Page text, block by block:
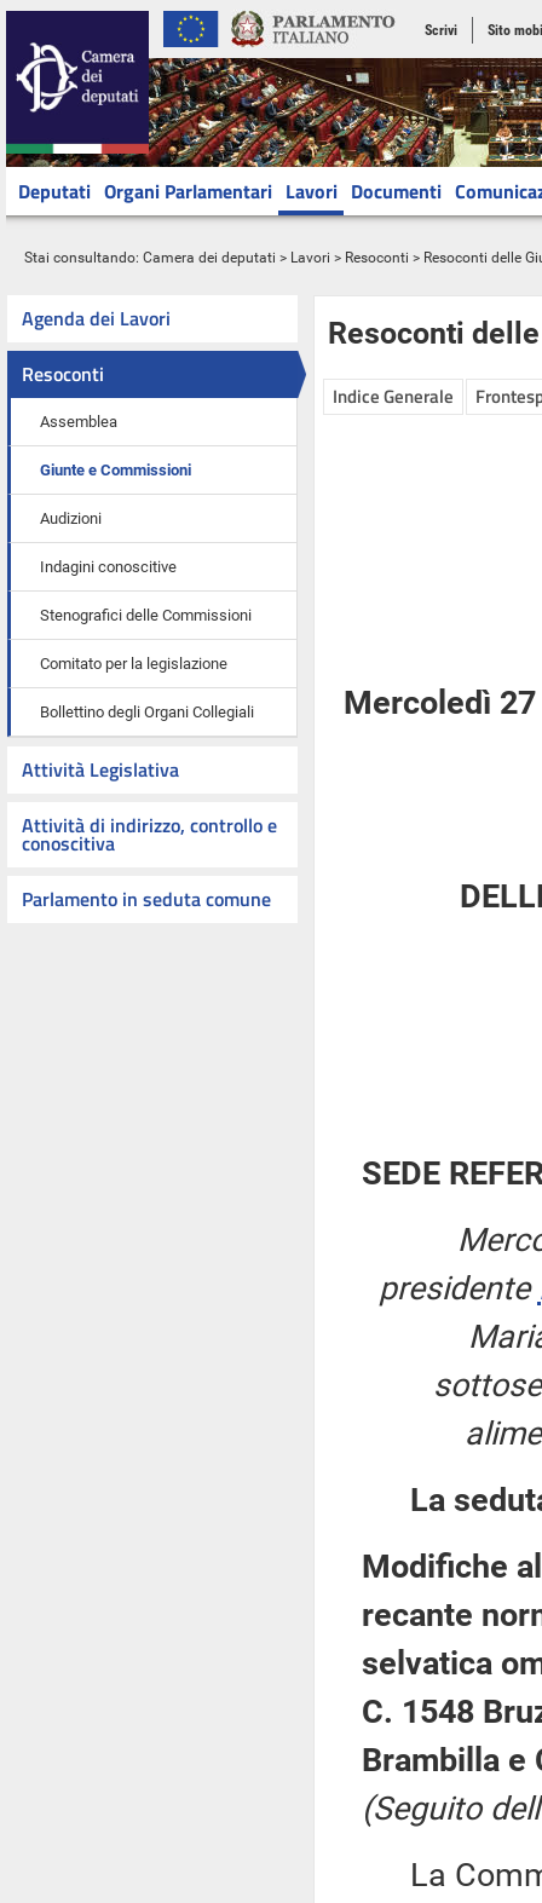
Scrivi Sito
Deputati Organi Parlamentari Lavori Documenti
Stai consultando: Camera dei deputati > Lavori > Resoconti > Resoconti delle
Agenda dei Lavori
Resoconti
Assemblea
Giunte e Commissioni
Audizioni
Indagini conoscitive
Stenografici delle Commissioni
Comitato per la legislazione
Bollettino degli Organi Collegiali
Attività Legislativa
Attività di indirizzo, controllo e
conoscitiva
Parlamento in seduta comune
Resoconti
Indice Generale
Mercoledì
SEDE
presidente
La
Modifiche
recante
selvatica
C. 1548
Brambilla e
(Seguito
La